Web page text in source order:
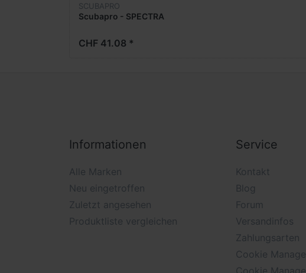
SCUBAPRO
Scubapro - SPECTRA
CHF 41.08 *
Informationen
Alle Marken
Neu eingetroffen
Zuletzt angesehen
Produktliste vergleichen
Service
Kontakt
Blog
Forum
Versandinfos
Zahlungsarten
Cookie Manager
Cookie Manager